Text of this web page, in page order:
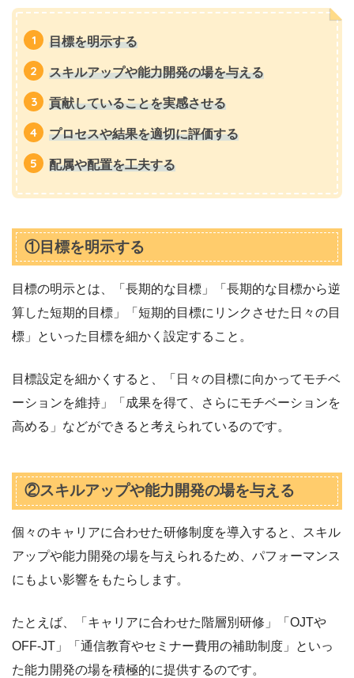
目標を明示する
スキルアップや能力開発の場を与える
貢献していることを実感させる
プロセスや結果を適切に評価する
配属や配置を工夫する
①目標を明示する
目標の明示とは、「長期的な目標」「長期的な目標から逆
算した短期的目標」「短期的目標にリンクさせた日々の目
標」といった目標を細かく設定すること。
目標設定を細かくすると、「日々の目標に向かってモチベ
ーションを維持」「成果を得て、さらにモチベーションを
高める」などができると考えられているのです。
②スキルアップや能力開発の場を与える
個々のキャリアに合わせた研修制度を導入すると、スキル
アップや能力開発の場を与えられるため、パフォーマンス
にもよい影響をもたらします。
たとえば、「キャリアに合わせた階層別研修」「OJTや
OFF-JT」「通信教育やセミナー費用の補助制度」といっ
た能力開発の場を積極的に提供するのです。